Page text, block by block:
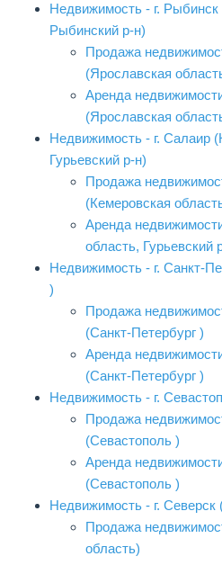
Недвижимость - г. Рыбинск (Ярославская область,
Рыбинский р-н)
Продажа недвижимости - г.
(Ярославская
Аренда недвижимости - г.
(Ярославская
Недвижимость - г. Салаир (Кемеровская область,
Гурьевский р-н)
Продажа недвижимости - г.
(Кемеровская
Аренда недвижимости - г. Салаир
область, Гурьевский
Недвижимость - г. Санкт-Петербург (Санкт-Петербург
)
Продажа недвижимости - г. Санкт-
(Санкт-Петербург )
Аренда недвижимости - г. Санкт-
(Санкт-Петербург )
Продажа недвижимости - г.
(Севастополь )
Аренда недвижимости - г.
(Севастополь )
Недвижимость -
Продажа недвижимости - г. Северск
область)